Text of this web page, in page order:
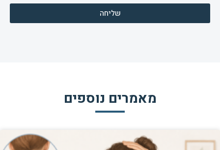
שליחה
מאמרים נוספים